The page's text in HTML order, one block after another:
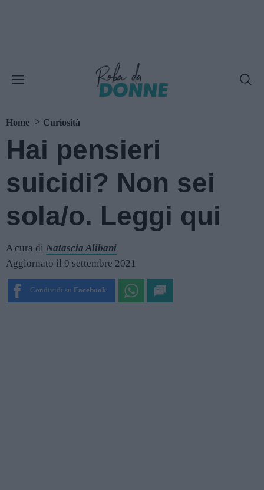
Home Curiosità
Hai pensieri
suicidi? Non sei
sola/o. Leggi qui
A cura di Natascia Alibani
Aggiornato il 9 settembre 2021
Condividi su Facebook